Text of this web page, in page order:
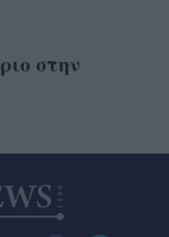
στην